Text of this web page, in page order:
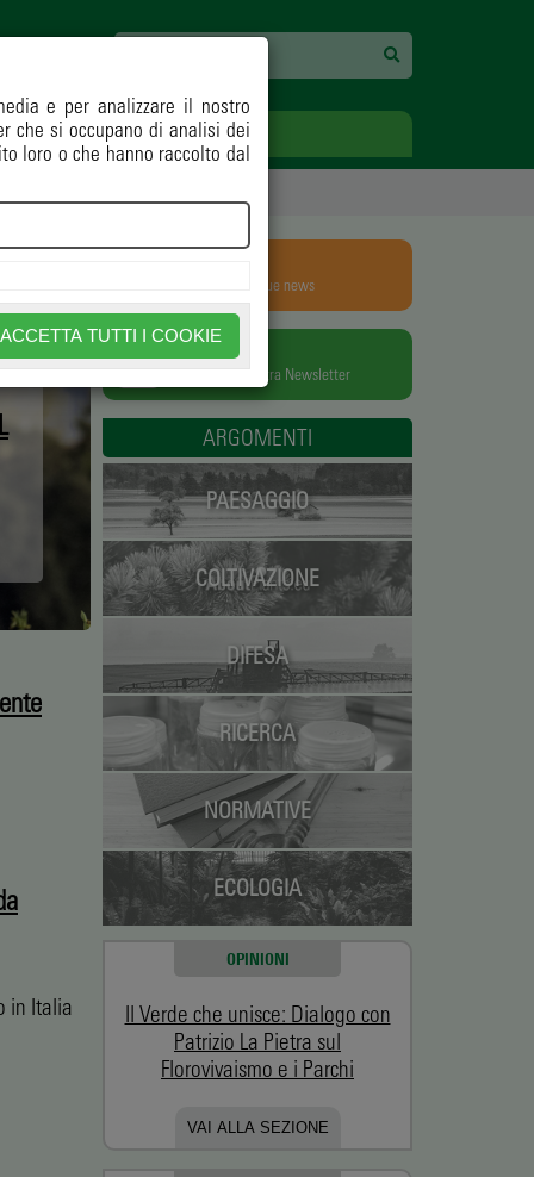
ECOLOGIA OPINIONI
in Italia
Aggiungili alle tue news
NEWSLETTER
Iscriviti alla nostra Newsletter
ARGOMENTI
PAESAGGIO
COLTIVAZIONE
DIFESA
RICERCA
NORMATIVE
ECOLOGIA
OPINIONI
Il Verde che unisce: Dialogo con
Patrizio La Pietra sul
Florovivaismo e i Parchi
VAI ALLA SEZIONE
e per analizzare il nostro
che si occupano di analisi dei
loro o che hanno raccolto dal
ACCETTA TUTTI I COOKIE